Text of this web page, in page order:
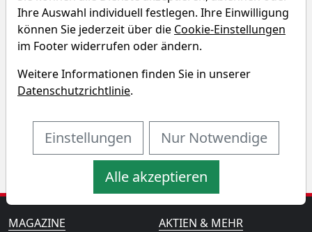
WisdomTree Broad Commodities
Longer Dated Renditedreieck
Derzeit kann für den WisdomTree Broad
Renditedreieck erstellt werden.
MAGAZINE AKTIEN & MEHR
Ihre Auswahl individuell festlegen. Ihre Einwilligung
können Sie jederzeit über die Cookie-Einstellungen
im Footer widerrufen oder ändern.
Weitere Informationen finden Sie in unserer
Datenschutzrichtlinie.
Einstellungen Nur Notwendige
Alle akzeptieren